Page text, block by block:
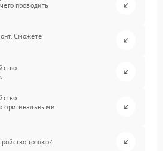
проводить
Сможете
оригинальными
готово?